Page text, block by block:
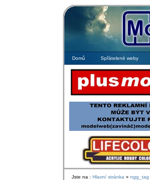
Domů Spřátelené weby
Jste na : Hlavní stránka » ngg_tag